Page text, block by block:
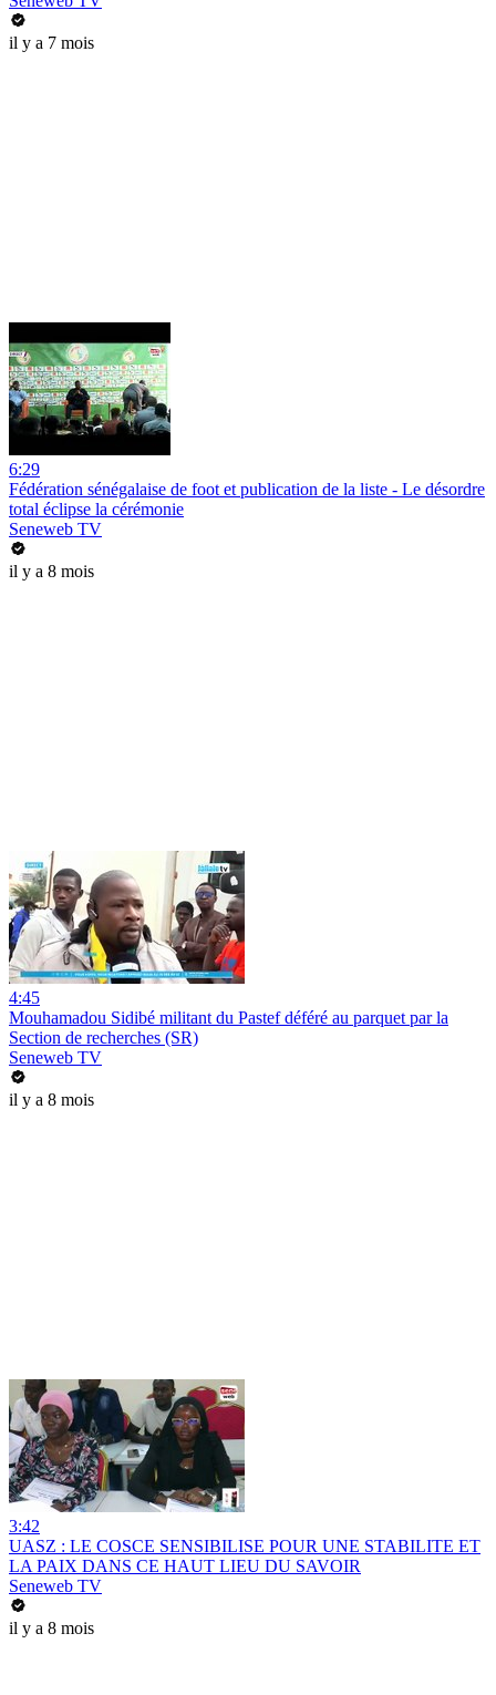
il y a 7 mois
6:29
Fédération sénégalaise de foot et publication de la liste - Le désordre
total éclipse la cérémonie
Seneweb TV
il y a 8 mois
4:45
Mouhamadou Sidibé militant du Pastef déféré au parquet par la
Section de recherches (SR)
Seneweb TV
il y a 8 mois
3:42
UASZ : LE COSCE SENSIBILISE POUR UNE STABILITE ET
LA PAIX DANS CE HAUT LIEU DU SAVOIR
Seneweb TV
il y a 8 mois